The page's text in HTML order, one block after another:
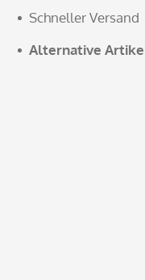
Schneller Versand
Alternative